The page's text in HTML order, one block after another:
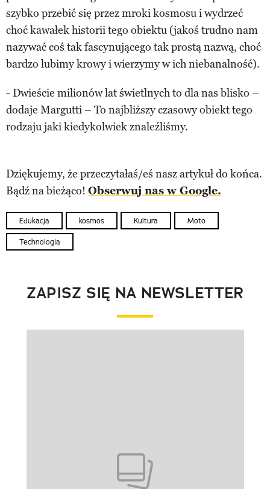
szybko przebić się przez mroki kosmosu i wydrzeć
choć kawałek historii tego obiektu (jakoś trudno nam
nazywać coś tak fascynującego tak prostą nazwą, choć
bardzo lubimy krowy i wierzymy w ich niebanalność).
- Dwieście milionów lat świetlnych to dla nas blisko –
dodaje Margutti – To najbliższy czasowy obiekt tego
rodzaju jaki kiedykolwiek znaleźliśmy.
Dziękujemy, że przeczytałaś/eś nasz artykuł do końca.
Bądź na bieżąco! Obserwuj nas w Google.
Edukacja kosmos Kultura Moto
Technologia
ZAPISZ SIĘ NA NEWSLETTER